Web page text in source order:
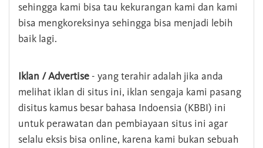
sehingga kami bisa tau kekurangan kami dan kami
bisa mengkoreksinya sehingga bisa menjadi lebih
baik lagi.
Iklan / Advertise - yang terahir adalah jika anda
melihat iklan di situs ini, iklan sengaja kami pasang
disitus kamus besar bahasa Indoensia (KBBI) ini
untuk perawatan dan pembiayaan situs ini agar
selalu eksis bisa online, karena kami bukan sebuah